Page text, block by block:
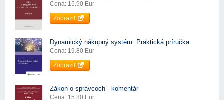
Cena: 15.90 Eur
Zobraziť
Dynamický nákupný systém. Praktická príručka
Cena: 19.80 Eur
Zobraziť
Zákon o správcoch - komentár
Cena: 15.80 Eur